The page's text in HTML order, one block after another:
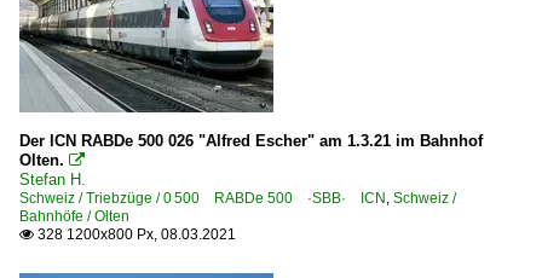
Der ICN RABDe 500 026 "Alfred Escher" am 1.3.21 im Bahnhof
Olten. 
Stefan H.
Schweiz / Triebzüge / 0 500 RABDe 500 ·SBB· ICN, Schweiz /
Bahnhöfe / Olten
 328 1200x800 Px, 08.03.2021